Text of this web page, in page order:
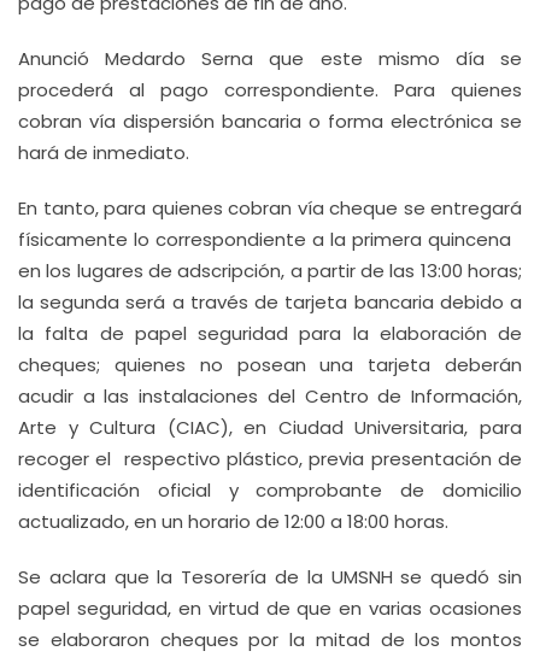
Anunció Medardo Serna que este mismo día se
procederá al pago correspondiente. Para quienes
cobran vía dispersión bancaria o forma electrónica se
hará de inmediato.
En tanto, para quienes cobran vía cheque se entregará
físicamente lo correspondiente a la primera quincena
en los lugares de adscripción, a partir de las 13:00 horas;
la segunda será a través de tarjeta bancaria debido a
la falta de papel seguridad para la elaboración de
cheques; quienes no posean una tarjeta deberán
acudir a las instalaciones del Centro de Información,
Arte y Cultura (CIAC), en Ciudad Universitaria, para
recoger el respectivo plástico, previa presentación de
identificación oficial y comprobante de domicilio
actualizado, en un horario de 12:00 a 18:00 horas.
Se aclara que la Tesorería de la UMSNH se quedó sin
papel seguridad, en virtud de que en varias ocasiones
se elaboraron cheques por la mitad de los montos